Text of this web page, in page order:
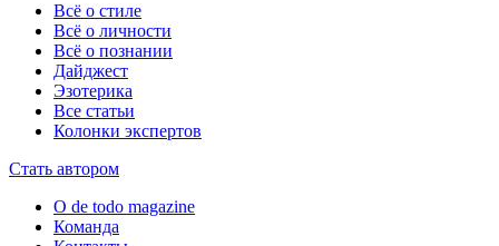
Всё о стиле
Всё о личности
Всё о познании
Дайджест
Эзотерика
Все статьи
Колонки экспертов
Стать автором
О de todo magazine
Команда